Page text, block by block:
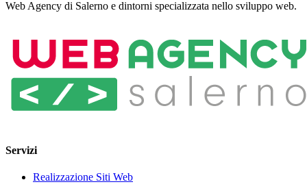
Web Agency di Salerno e dintorni specializzata nello sviluppo web.
Servizi
Realizzazione Siti Web